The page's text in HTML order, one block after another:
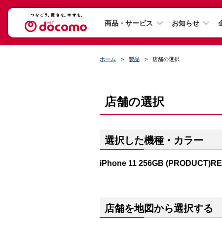
商品・サービス お知らせ
ホーム 製品 店舗の選択
店舗の選択
選択した機種・カラー
iPhone 11 256GB
店舗を地図から選択する